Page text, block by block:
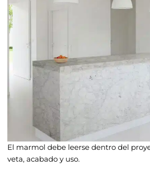
El marmol debe leerse dentro del
veta, acabado y uso.